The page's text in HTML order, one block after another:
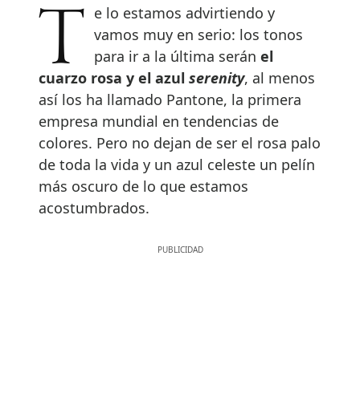
Te lo estamos advirtiendo y vamos muy en serio: los tonos
para ir a la última serán el
cuarzo rosa y el azul serenity, al menos
así los ha llamado Pantone, la primera
empresa mundial en tendencias de
colores. Pero no dejan de ser el rosa palo
de toda la vida y un azul celeste un pelín
más oscuro de lo que estamos
acostumbrados.